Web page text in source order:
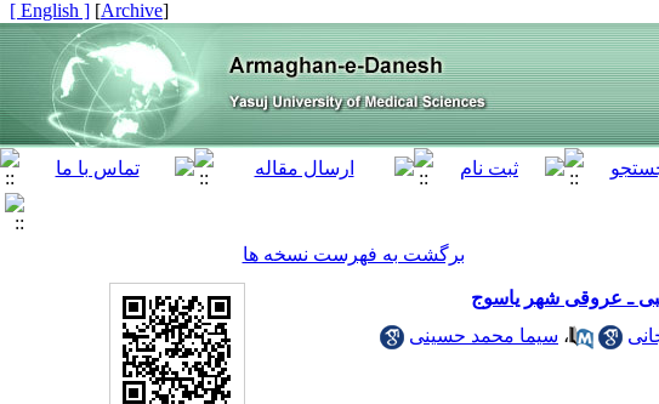
[
Archive
]
[ English ]
برگشت به فهرست نسخه ها
ـ عروقی شهر یاسوج
، سیما محمد حسینی